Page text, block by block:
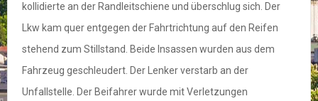
kollidierte an der Randleitschiene und überschlug sich. Der
Lkw kam quer entgegen der Fahrtrichtung auf den Reifen
stehend zum Stillstand. Beide Insassen wurden aus dem
Fahrzeug geschleudert. Der Lenker verstarb an der
Unfallstelle. Der Beifahrer wurde mit Verletzungen